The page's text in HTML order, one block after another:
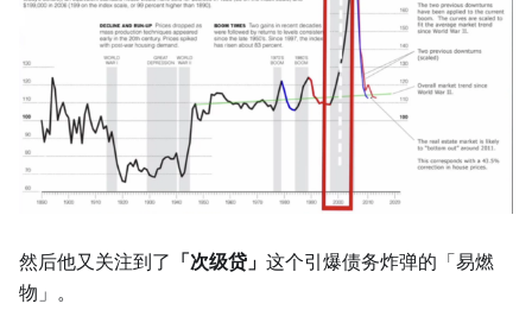
然后他又关注到了 「次级贷」 这个引爆债务炸弹的「易燃
物」。